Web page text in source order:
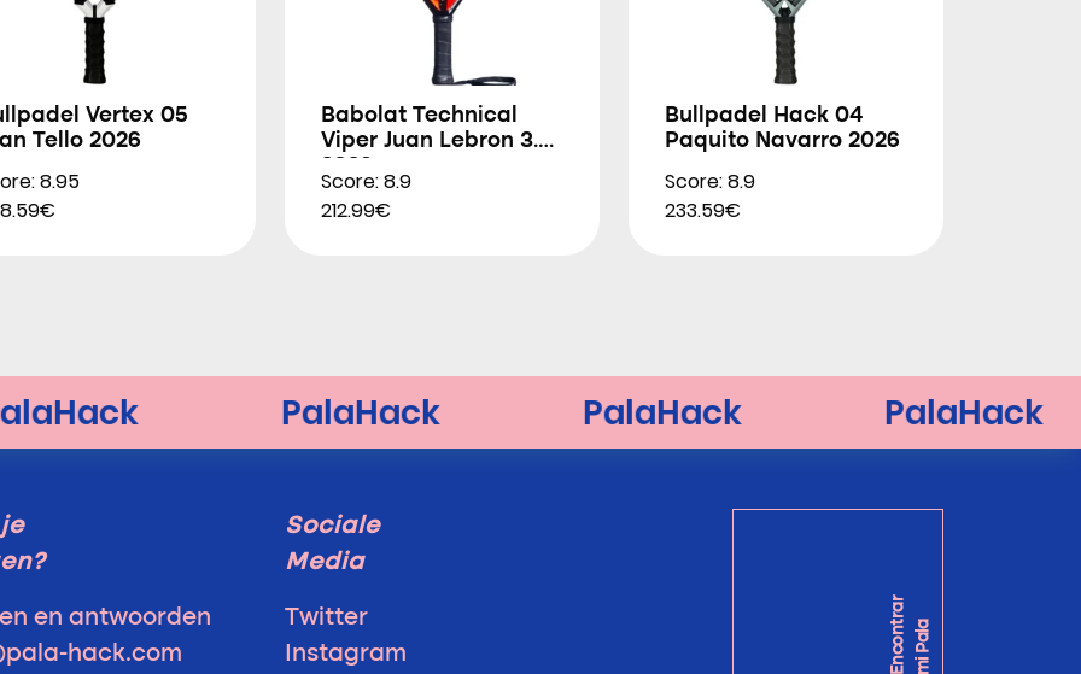
Vertex 05
Tello 2026
8.95
Babolat Technical
Viper Juan Lebron 3.0
Score: 8.9
212.99€
Bullpadel Hack 04
Paquito Navarro 2026
Score: 8.9
233.59€
en antwoorden
hack.com
Sociale
Media
Twitter
Instagram